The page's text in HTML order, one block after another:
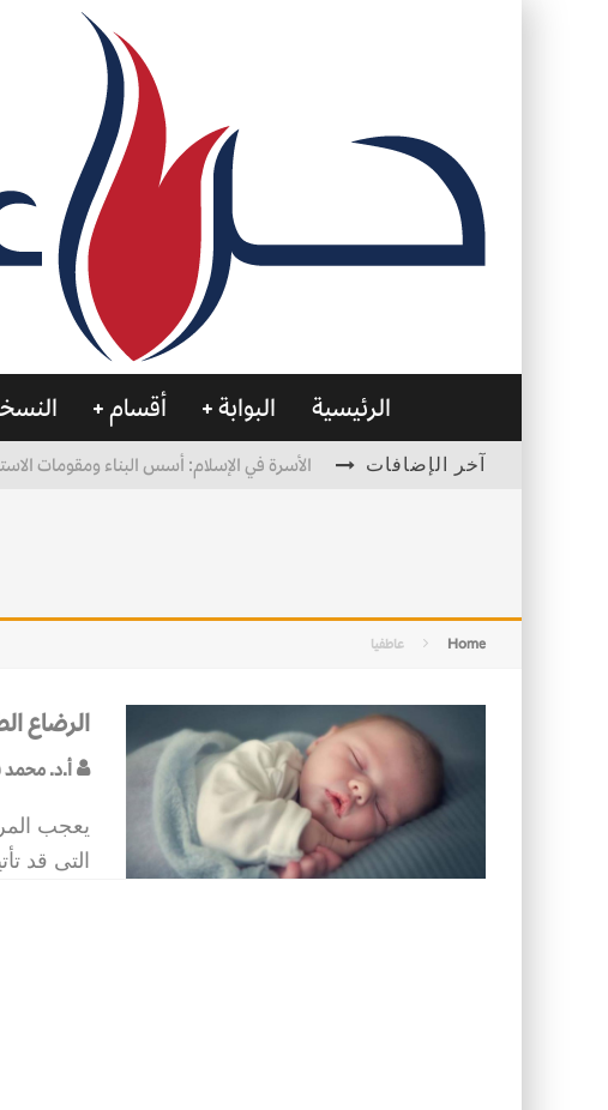
الرئيسية البوابة أقسام
آخر الإضافات الأسرة في الإسلام: أسس البناء ومقومات
Home عاطفيا
الرضاع
أ.د.
يعجب
التى قد